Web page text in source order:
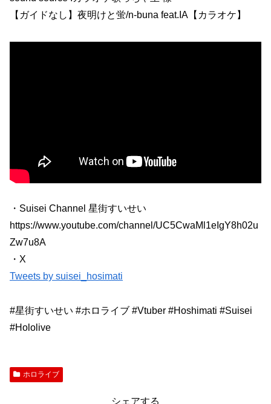
【ガイドなし】夜明けと蛍/n-buna feat.IA【カラオケ】
・Suisei Channel 星街すいせい
https://www.youtube.com/channel/UC5CwaMl1eIgY8h02u
Zw7u8A
・X
Tweets by suisei_hosimati
#星街すいせい #ホロライブ #Vtuber #Hoshimati #Suisei
#Hololive
ホロライブ
シェアする